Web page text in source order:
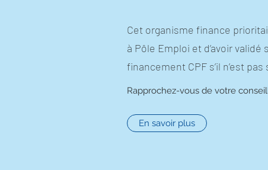
Cet organisme finance
à Pôle Emploi et d’avoir
financement CPF s’il n’est
Rapprochez-vous de votre
En savoir plus